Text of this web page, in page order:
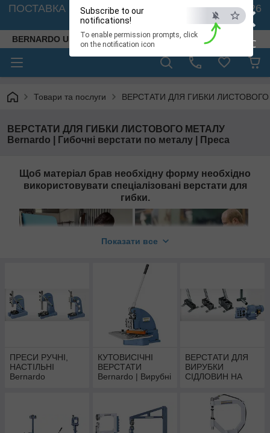
×
ESC
Subscribe to our
notifications!
To enable permission prompts, click
on the notification icon
ПОСТАВКА ВЕРСТАТІВ З АВСТРІЇ - 🚛 26.08. 2026
🚛
BERNARDO UKRAINE
Товари та послуги ВЕРСТАТИ ДЛЯ ГИБКИ ЛИСТОВОГО
ВЕРСТАТИ ДЛЯ ГИБКИ ЛИСТОВОГО МЕТАЛУ
Bernardo | Гибочні верстати по металу | Преса
Щоб матеріал брав необхідну форму необхідно
використовувати спеціалізовані верстати для
гибки.
Показати все
ПРЕСИ РУЧНІ,
НАСТІЛЬНІ
Bernardo
КУТОВИСІЧНІ
ВЕРСТАТИ
Bernardo | Вирубні
ВЕРСТАТИ ДЛЯ
ВИРУБКИ
СІДЛОВИН НА
Bernardo